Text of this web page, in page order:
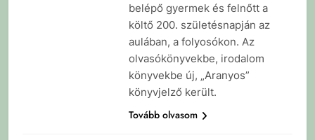
belépő gyermek és felnőtt a
költő 200. születésnapján az
aulában, a folyosókon. Az
olvasókönyvekbe, irodalom
könyvekbe új, „Aranyos”
könyvjelző került.
Tovább olvasom